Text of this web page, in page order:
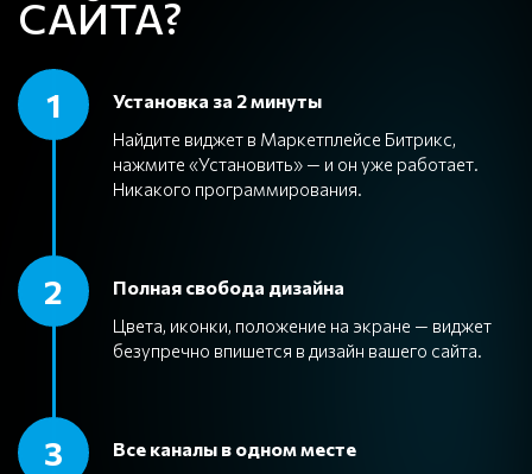
САЙТА?
1 Установка за 2 минуты
Найдите виджет в Маркетплейсе Битрикс,
нажмите «Установить» — и он уже работает.
Никакого программирования.
2 Полная свобода дизайна
Цвета, иконки, положение на экране — виджет
безупречно впишется в дизайн вашего сайта.
3 Все каналы в одном месте